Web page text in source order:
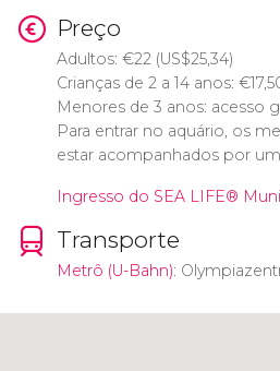
Preço
Adultos: €22 (US$25,34)
Crianças de 2 a 14 anos: €
Menores de 3 anos: acesso
Para entrar no aquário, os
estar acompanhados por
Ingresso do SEA LIFE®
Transporte
Metrô (U-Bahn):